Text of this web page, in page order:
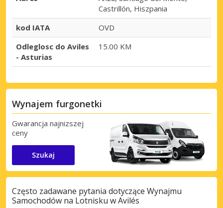
Castrillón, Hiszpania
kod IATA
OVD
Odleglosc do Aviles
- Asturias
15.00 KM
Wynajem furgonetki
Gwarancja najnizszej
ceny
Szukaj
Często zadawane pytania dotyczące Wynajmu
Samochodów na Lotnisku w Avilés